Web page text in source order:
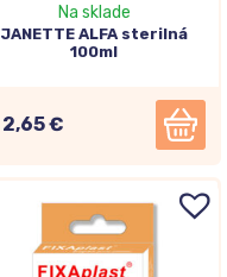
Na sklade
JANETTE ALFA sterilná
100ml
2,65 €